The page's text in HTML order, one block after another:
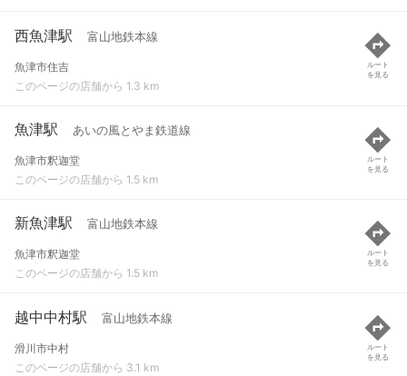
西魚津駅 富山地鉄本線
魚津市住吉
このページの店舗から 1.3 km
ルート
を見る
魚津駅 あいの風とやま鉄道線
魚津市釈迦堂
このページの店舗から 1.5 km
ルート
を見る
新魚津駅 富山地鉄本線
魚津市釈迦堂
このページの店舗から 1.5 km
ルート
を見る
越中中村駅 富山地鉄本線
滑川市中村
このページの店舗から 3.1 km
ルート
を見る